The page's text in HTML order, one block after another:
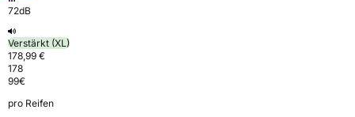
72dB
Verstärkt (XL)
178,99 €
178
99€
pro Reifen